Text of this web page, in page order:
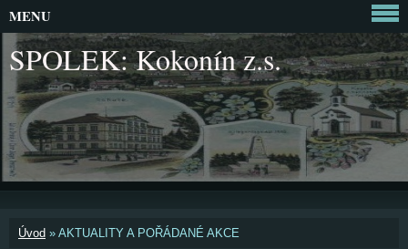
SPOLEK: Kokonín z.s.
Úvod » AKTUALITY A POŘÁDANÉ AKCE
MENU